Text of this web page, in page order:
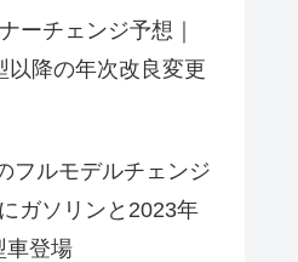
ーチェンジ予想｜
以降の年次改良変更
フルモデルチェンジ
ガソリンと2023年
車登場